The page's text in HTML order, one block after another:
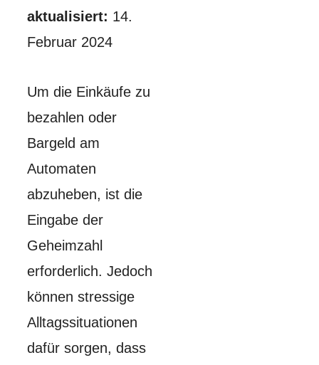
aktualisiert: 14.
Februar 2024
Um die Einkäufe zu
bezahlen oder
Bargeld am
Automaten
abzuheben, ist die
Eingabe der
Geheimzahl
erforderlich. Jedoch
können stressige
Alltagssituationen
dafür sorgen, dass